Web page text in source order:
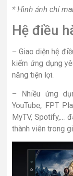
* Hình ảnh chỉ
Hệ điều
– Giao diện hệ
kiếm ứng dụng
năng tiện lợi.
– Nhiều ứng
YouTube, FPT
MyTV, Spotify,…
thành viên trong